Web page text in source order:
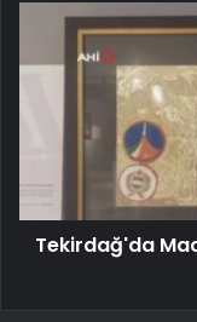
Tekirdağ'da